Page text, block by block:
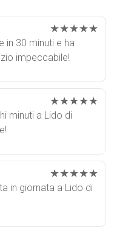
★★★★★
in 30 minuti e ha
impeccabile!
★★★★★
minuti a Lido di
★★★★★
in giornata a Lido di